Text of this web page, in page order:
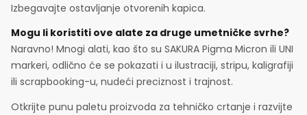
Izbegavajte ostavljanje otvorenih kapica.
Mogu li koristiti ove alate za druge umetničke svrhe?
Naravno! Mnogi alati, kao što su SAKURA Pigma Micron ili UNI
markeri, odlično će se pokazati i u ilustraciji, stripu, kaligrafiji
ili scrapbooking-u, nudeći preciznost i trajnost.
Otkrijte punu paletu proizvoda za tehničko crtanje i razvijte